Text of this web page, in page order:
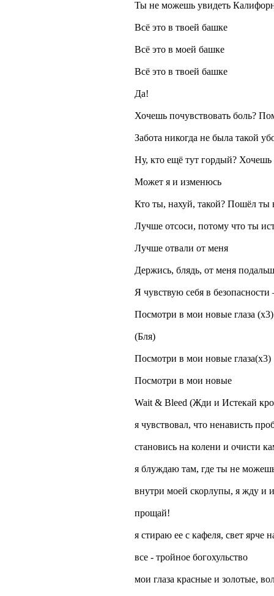
Ты не можешь увидеть
Всё это в твоей башке
Всё это в моей башке
Всё это в твоей башке
Да!
Хочешь почувствовать боль?
Забота никогда не была такой
Ну, кто ещё тут гордый? Хочешь
Может я и изменюсь
Кто ты, нахуй, такой? Пошёл ты
Лучше отсоси, потому что ты
Лучше отвали от меня
Держись, блядь, от меня
Я чувствую себя в
Посмотри в мои новые глаза (x3)
(Бля)
Посмотри в мои новые глаза(x3)
Посмотри в мои новые
Wait & Bleed (Жди и Истекай
я чувствовал, что ненависть
становись на колени и очисти
я блуждаю там, где ты не
внутри моей скорлупы, я жду и
прощай!
я стираю ее с кафеля, свет ярче
все - тройное богохульство
мои глаза красные и золотые,